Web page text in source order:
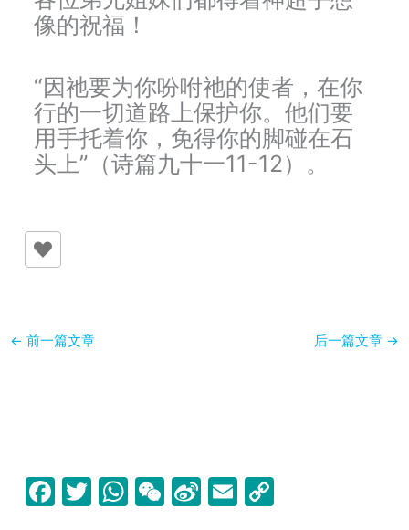
像的祝福！
“因祂要为你吩咐祂的使者，在你
行的一切道路上保护你。他们要
用手托着你，免得你的脚碰在石
头上”（诗篇九十一11-12）。
← 前一篇文章 后一篇文章 →
F
T
W W Si E